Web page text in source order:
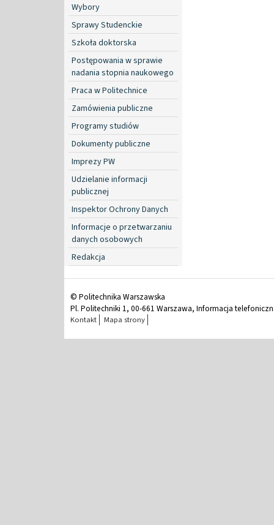
Wybory
Sprawy Studenckie
Szkoła doktorska
Postępowania w sprawie
nadania stopnia naukowego
Praca w Politechnice
Zamówienia publiczne
Programy studiów
Dokumenty publiczne
Imprezy PW
Udzielanie informacji
publicznej
Inspektor Ochrony Danych
Informacje o przetwarzaniu
danych osobowych
Redakcja
© Politechnika Warszawska
Pl. Politechniki 1, 00-661 Warszawa, Informacja
Kontakt Mapa strony